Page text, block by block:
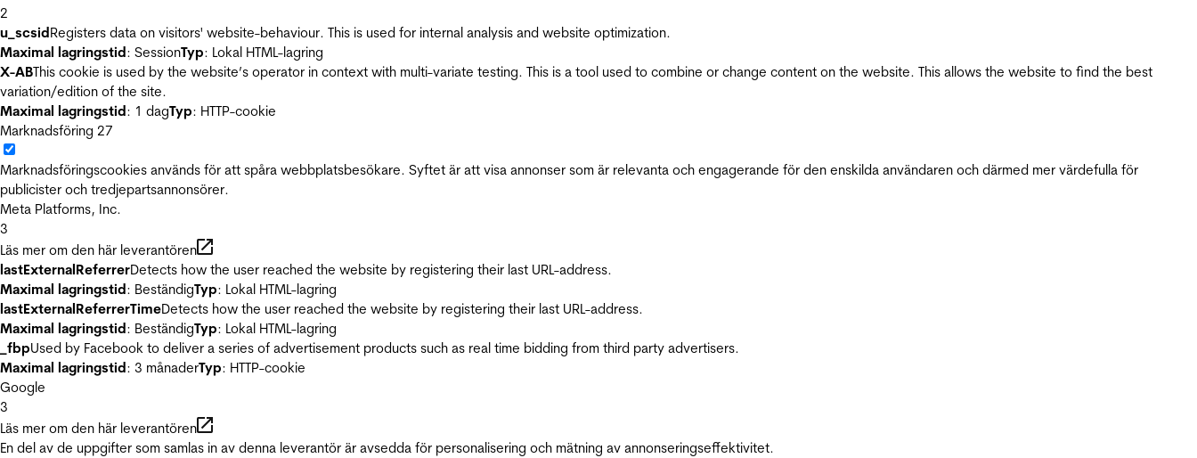
2
u_scsidRegisters data on visitors' website-behaviour. This is used for internal analysis and website optimization.
Maximal lagringstid: SessionTyp: Lokal HTML-lagring
X-ABThis cookie is used by the website’s operator in context with multi-variate testing. This is a tool used to combine or change content on the website. This allows the website to find the best
variation/edition of the site.
Maximal lagringstid: 1 dagTyp: HTTP-cookie
Marknadsföring 27
Marknadsföringscookies används för att spåra webbplatsbesökare. Syftet är att visa annonser som är relevanta och engagerande för den enskilda användaren och därmed mer värdefulla för
publicister och tredjepartsannonsörer.
Meta Platforms, Inc.
3
Läs mer om den här leverantören
lastExternalReferrerDetects how the user reached the website by registering their last URL-address.
Maximal lagringstid: BeständigTyp: Lokal HTML-lagring
lastExternalReferrerTimeDetects how the user reached the website by registering their last URL-address.
Maximal lagringstid: BeständigTyp: Lokal HTML-lagring
_fbpUsed by Facebook to deliver a series of advertisement products such as real time bidding from third party advertisers.
Maximal lagringstid: 3 månaderTyp: HTTP-cookie
Google
3
Läs mer om den här leverantören
En del av de uppgifter som samlas in av denna leverantör är avsedda för personalisering och mätning av annonseringseffektivitet.